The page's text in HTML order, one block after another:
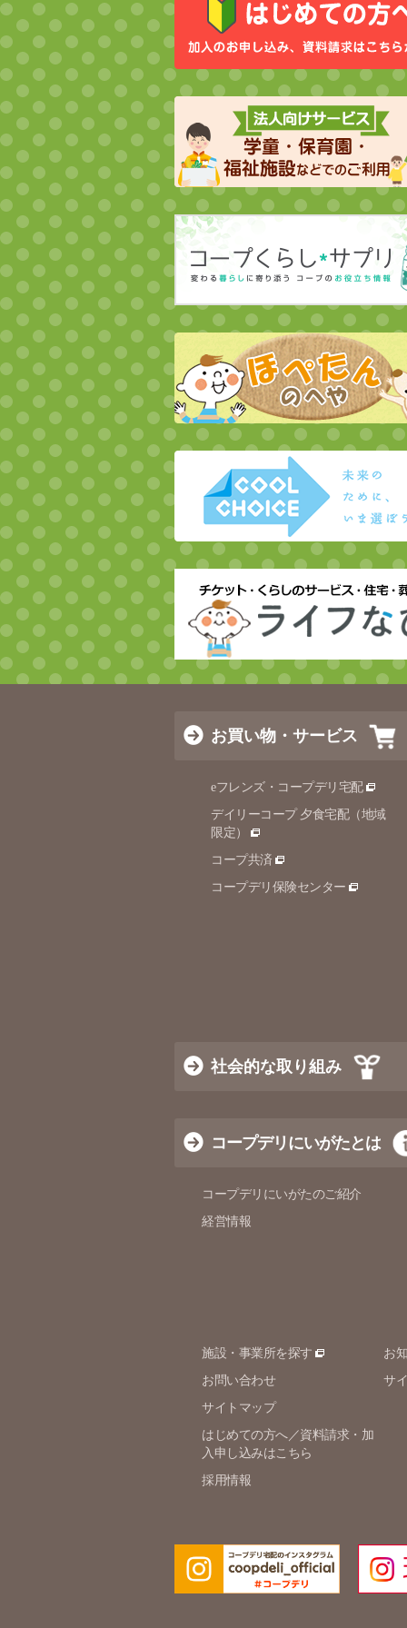
お買い物・サービス
eフレンズ・コープデリ宅配
デイリーコープ 夕食宅配（地域
限定）
コープ共済
コープデリ保険センター
社会的な取り組み
コープデリにいがたとは
コープデリにいがたのご紹介
経営情報
施設・事業所を探す
お問い合わせ
サイトマップ
はじめての方へ／資料請求・加
入申し込みはこちら
採用情報
お
サ